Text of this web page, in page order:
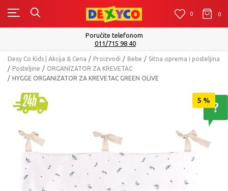
0 0 0
Poručite telefonom
011/715 98 40
Dexy Co Kids | Akcija & Cena Proizvodi Bebe
Sitna oprema i posteljina
Posteljine
ORGANIZATOR ZA KREVETAC
HYGGE ORGANIZATOR ZA KREVETAC GREEN OLIVE
5 %